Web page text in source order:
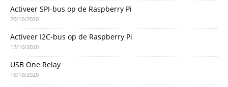
Activeer SPI-bus op de Raspberry Pi
20/10/2020
Activeer I2C-bus op de Raspberry Pi
17/10/2020
USB One Relay
16/10/2020